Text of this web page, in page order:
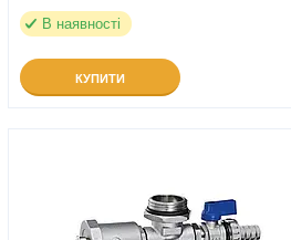
В наявності
КУПИТИ